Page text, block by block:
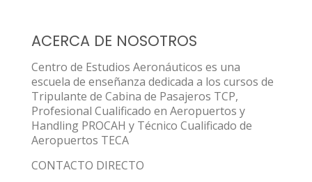
ACERCA DE NOSOTROS
Centro de Estudios Aeronáuticos es una
escuela de enseñanza dedicada a los cursos de
Tripulante de Cabina de Pasajeros TCP,
Profesional Cualificado en Aeropuertos y
Handling PROCAH y Técnico Cualificado de
Aeropuertos TECA
CONTACTO DIRECTO